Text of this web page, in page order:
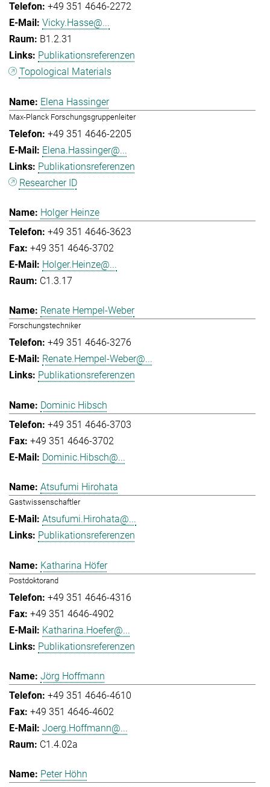
+49 351 4646-2272
Vicky.Hasse@...
B1.2.31
Publikationsreferenzen
Topological Materials
Elena Hassinger
Max-Planck Forschungsgruppenleiter
+49 351 4646-2205
Elena.Hassinger@...
Publikationsreferenzen
Researcher ID
Holger Heinze
+49 351 4646-3623
+49 351 4646-3702
Holger.Heinze@...
C1.3.17
Renate Hempel-Weber
Forschungstechniker
+49 351 4646-3276
Renate.Hempel-Weber@...
Publikationsreferenzen
Dominic Hibsch
+49 351 4646-3703
+49 351 4646-3702
Dominic.Hibsch@...
Atsufumi Hirohata
Gastwissenschaftler
Atsufumi.Hirohata@...
Publikationsreferenzen
Katharina Höfer
Postdoktorand
+49 351 4646-4316
+49 351 4646-4902
Katharina.Hoefer@...
Publikationsreferenzen
Jörg Hoffmann
+49 351 4646-4610
+49 351 4646-4602
Joerg.Hoffmann@...
C1.4.02a
Peter Höhn